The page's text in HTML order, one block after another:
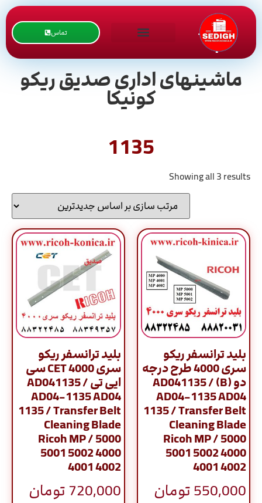
تماس
ماشینهای اداری صدیق ریکو
کونیکا
1135
Showing all 3 results
بلید ترانسفر ریکو
سری 4000 طرح درجه
دو (B) / AD041135
AD04-1135 AD04
1135 / Transfer Belt
Cleaning Blade
Ricoh MP / 5000
5001 5002 4000
4001 4002
550,000تومان
بلید ترانسفر ریکو
سری 4000 CET سی
ایی تی / AD041135
AD04-1135 AD04
1135 / Transfer Belt
Cleaning Blade
Ricoh MP / 5000
5001 5002 4000
4001 4002
720,000 تومان